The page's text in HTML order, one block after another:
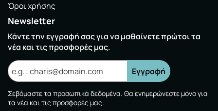
Όροι χρήσης
Newsletter
Κάντε την εγγραφή σας για να μαθαίνετε πρώτοι τα
νέα και τις προσφορές μας.
Εγγραφή
Σεβόμαστε τα προσωπικά δεδομένα. Θα ενημερώνεστε μόνο για
τα νέα και τις προσφορές μας.